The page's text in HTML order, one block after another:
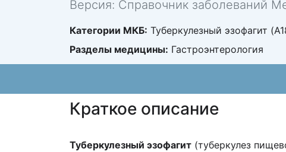
Версия: Справочник заболеваний
Категории МКБ: Туберкулезный эзофагит
Разделы медицины: Гастроэнтерология
Краткое описание
Туберкулезный эзофагит (туберкулез